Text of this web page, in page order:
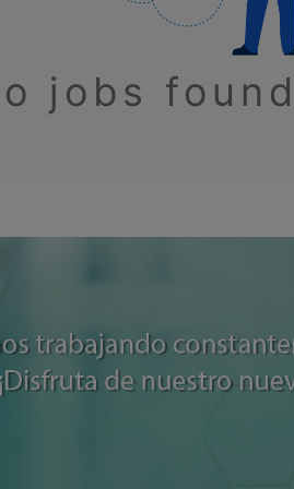
jobs found